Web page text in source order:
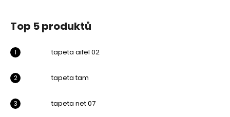
Top 5 produktů
tapeta aifel 02
tapeta tam
tapeta net 07